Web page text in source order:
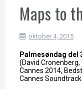
Maps to
oktober 4, 2015
Palmesøndag del
(David Cronenberg,
Cannes 2014,
Cannes